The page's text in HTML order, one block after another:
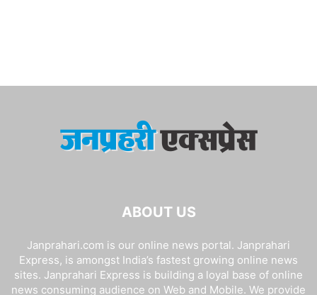
ABOUT US
Janprahari.com is our online news portal. Janprahari
Express, is amongst India’s fastest growing online news
sites. Janprahari Express is building a loyal base of online
news consuming audience on Web and Mobile. We provide